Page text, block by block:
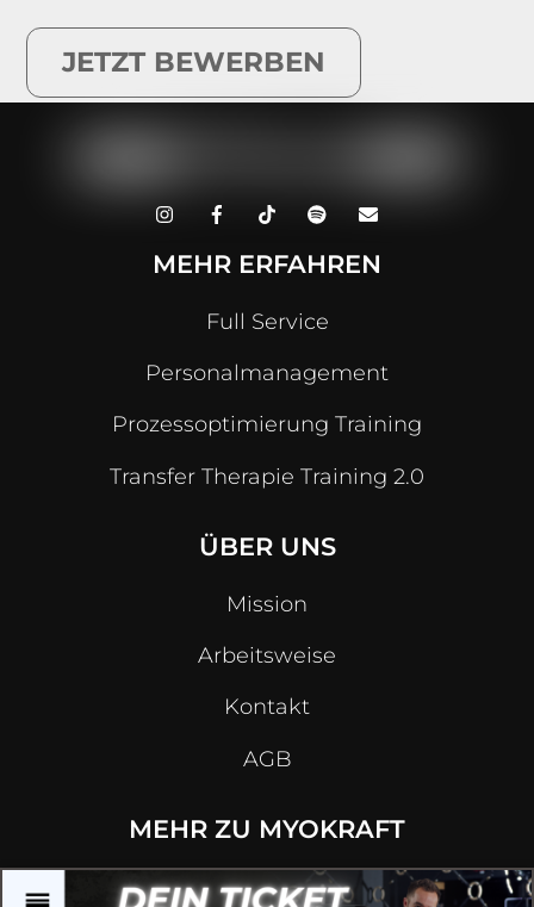
JETZT BEWERBEN
MEHR ERFAHREN
Full Service
Personalmanagement
Prozessoptimierung Training
Transfer Therapie Training 2.0
ÜBER UNS
Mission
Arbeitsweise
Kontakt
AGB
MEHR ZU MYOKRAFT
Homepage